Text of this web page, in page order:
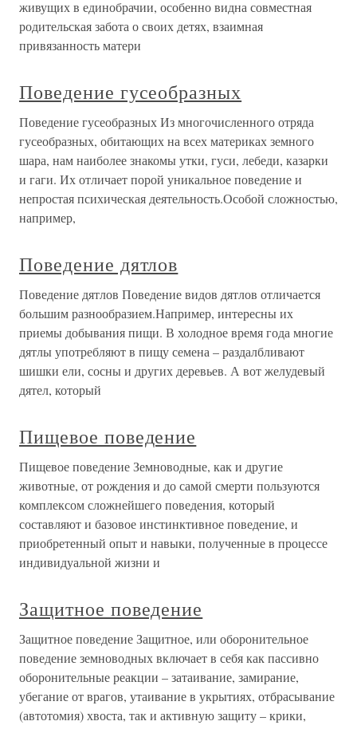
живущих в единобрачии, особенно видна совместная
родительская забота о своих детях, взаимная
привязанность матери
Поведение гусеобразных
Поведение гусеобразных Из многочисленного отряда
гусеобразных, обитающих на всех материках земного
шара, нам наиболее знакомы утки, гуси, лебеди, казарки
и гаги. Их отличает порой уникальное поведение и
непростая психическая деятельность.Особой сложностью,
например,
Поведение дятлов
Поведение дятлов Поведение видов дятлов отличается
большим разнообразием.Например, интересны их
приемы добывания пищи. В холодное время года многие
дятлы употребляют в пищу семена – раздалбливают
шишки ели, сосны и других деревьев. А вот желудевый
дятел, который
Пищевое поведение
Пищевое поведение Земноводные, как и другие
животные, от рождения и до самой смерти пользуются
комплексом сложнейшего поведения, который
составляют и базовое инстинктивное поведение, и
приобретенный опыт и навыки, полученные в процессе
индивидуальной жизни и
Защитное поведение
Защитное поведение Защитное, или оборонительное
поведение земноводных включает в себя как пассивно
оборонительные реакции – затаивание, замирание,
убегание от врагов, утаивание в укрытиях, отбрасывание
(автотомия) хвоста, так и активную защиту – крики,